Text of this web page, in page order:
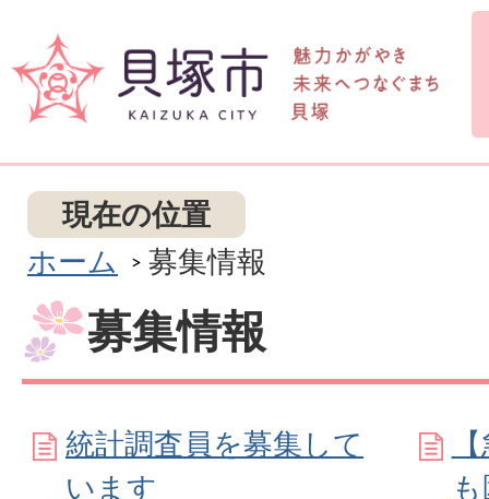
現在の位置
ホーム
募集情報
募集情報
統計調査員を募集して
います